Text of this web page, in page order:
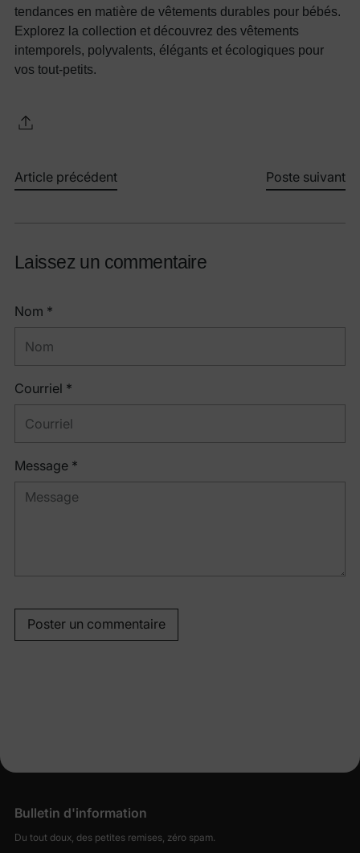
tendances en matière de vêtements durables pour bébés.
Explorez la collection et découvrez des vêtements
intemporels, polyvalents, élégants et écologiques pour
vos tout-petits.
Article précédent Poste suivant
Laissez un commentaire
Nom *
Courriel *
Message *
Poster un commentaire
Bulletin d'information
Du tout doux, des petites remises, zéro spam.